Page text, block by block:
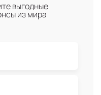
выгодные
из мира